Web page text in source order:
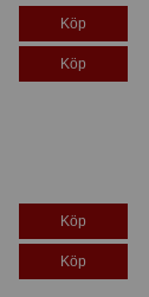
Köp
Köp
Köp
Köp